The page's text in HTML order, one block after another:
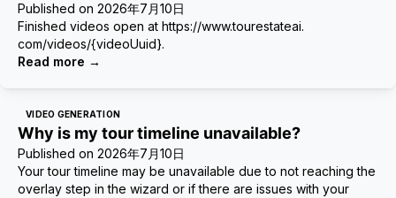
Published on 2026年7月10日
Finished videos open at https://www.tourestateai.
com/videos/{videoUuid}.
Read more →
VIDEO GENERATION
Why is my tour timeline unavailable?
Published on 2026年7月10日
Your tour timeline may be unavailable due to not reaching the
overlay step in the wizard or if there are issues with your